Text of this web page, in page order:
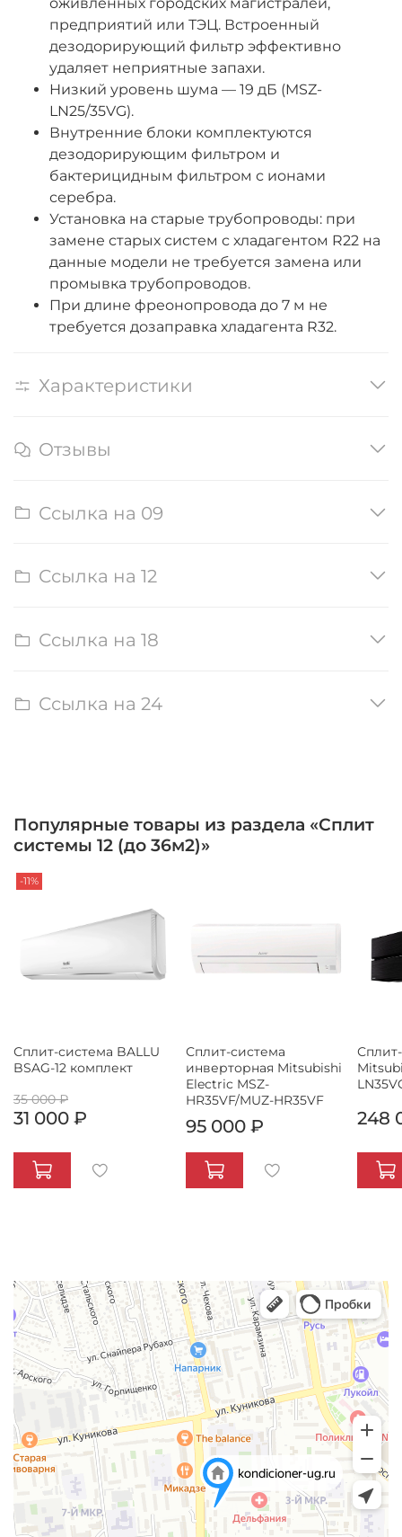
предприятий или ТЭЦ. Встроенный
дезодорирующий фильтр эффективно
удаляет неприятные запахи.
Низкий уровень шума — 19 дБ (MSZ-
LN25/35VG).
Внутренние блоки комплектуются
дезодорирующим фильтром и
бактерицидным фильтром с ионами
серебра.
Установка на старые трубопроводы: при
замене старых систем с хладагентом R22 на
данные модели не требуется замена или
промывка трубопроводов.
При длине фреонопровода до 7 м не
требуется дозаправка хладагента R32.
Характеристики
Отзывы
Ссылка на 09
Ссылка на 12
Ссылка на 18
Ссылка на 24
Популярные товары из раздела «Сплит
системы 12 (до 36м2)»
-11%
Сплит-система BALLU
BSAG-12 комплект
35 000 ₽
31 000 ₽
Сплит-система
инверторная Mitsubishi
Electric MSZ-
HR35VF/MUZ-HR35VF
95 000 ₽ 248